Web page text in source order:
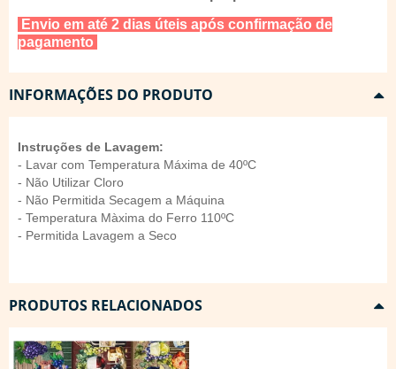
Envio em até 2 dias úteis após confirmação de
pagamento
INFORMAÇÕES DO PRODUTO
Instruções de Lavagem:
- Lavar com Temperatura Máxima de 40ºC
- Não Utilizar Cloro
- Não Permitida Secagem a Máquina
- Temperatura Màxima do Ferro 110ºC
- Permitida Lavagem a Seco
PRODUTOS RELACIONADOS